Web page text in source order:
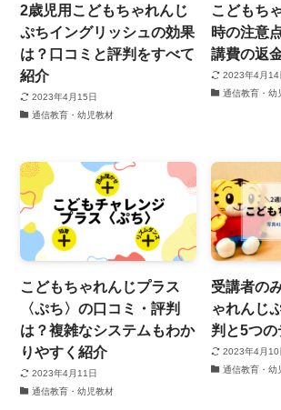
2歳児用こどもちゃれんじ
ぷちイングリッシュの効果
は？口コミと評判をすべて
紹介
2023年4月15日
通信教育・幼児教材
こどもち
時の注意
講費の返
2023年4月14
通信教育・幼
こどもちゃれんじプラス
〈ぷち〉の口コミ・評判
は？複雑なシステムもわか
りやすく紹介
2023年4月11日
通信教育・幼児教材
受講者の
ゃれんじ
判と5つの
2023年4月10
通信教育・幼